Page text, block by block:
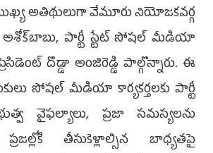
అతిథులుగా వేమూరు నియోజకవర్గ
అశోక్‌బాబు, పార్టీ స్టేట్ సోషల్ మీడియా
దొడ్డా అంజిరెడ్డి పాల్గొన్నారు. ఈ
సోషల్ మీడియా కార్యకర్తలకు పార్టీ
వైఫల్యాలు, ప్రజా సమస్యలను
తీసుకెళ్లాల్సిన బాధ్యతపై